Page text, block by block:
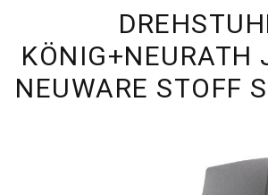
KÖNIG+NEURATH
NEUWARE STOFF